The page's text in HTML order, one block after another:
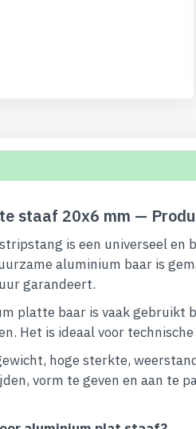
staaf 20x6 mm —
is een universeel en
aluminium baar is
garandeert.
platte baar is vaak gebruikt
Het is ideaal voor
hoge sterkte,
vorm te geven en aan te